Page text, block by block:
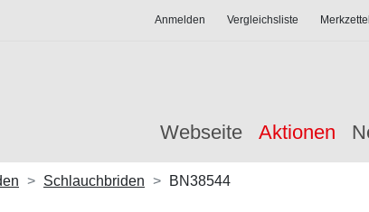
Anmelden Vergleichsliste Merkzettel
Webseite Aktionen
Schlauchbriden BN38544